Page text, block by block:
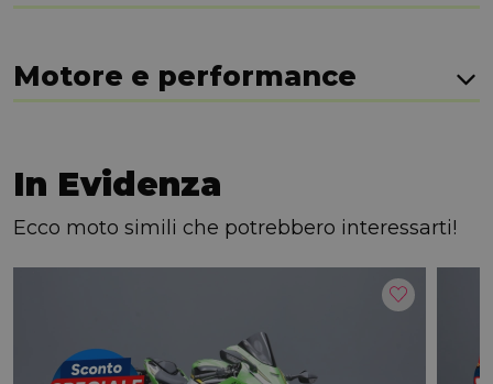
Motore e performance
In Evidenza
Ecco moto simili che potrebbero interessarti!